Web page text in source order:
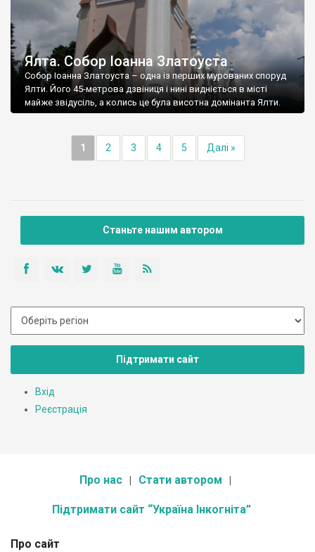
Ялта. Собор Іоанна Златоуста
Собор Іоанна Златоуста – одна із перших мурованих споруд
Ялти. Його 45-метрова дзвіниця і нині видніється в місті
майже звідусіль, а колись це була висотна домінанта Ялти.
1 2 3 4 5 Далі »
Станьте нашим автором
Підтримати сайт
Вхід
Реєстрація
Про нас Стати автором
Підтримати сайт “Україна Інкогніта”
Про сайт